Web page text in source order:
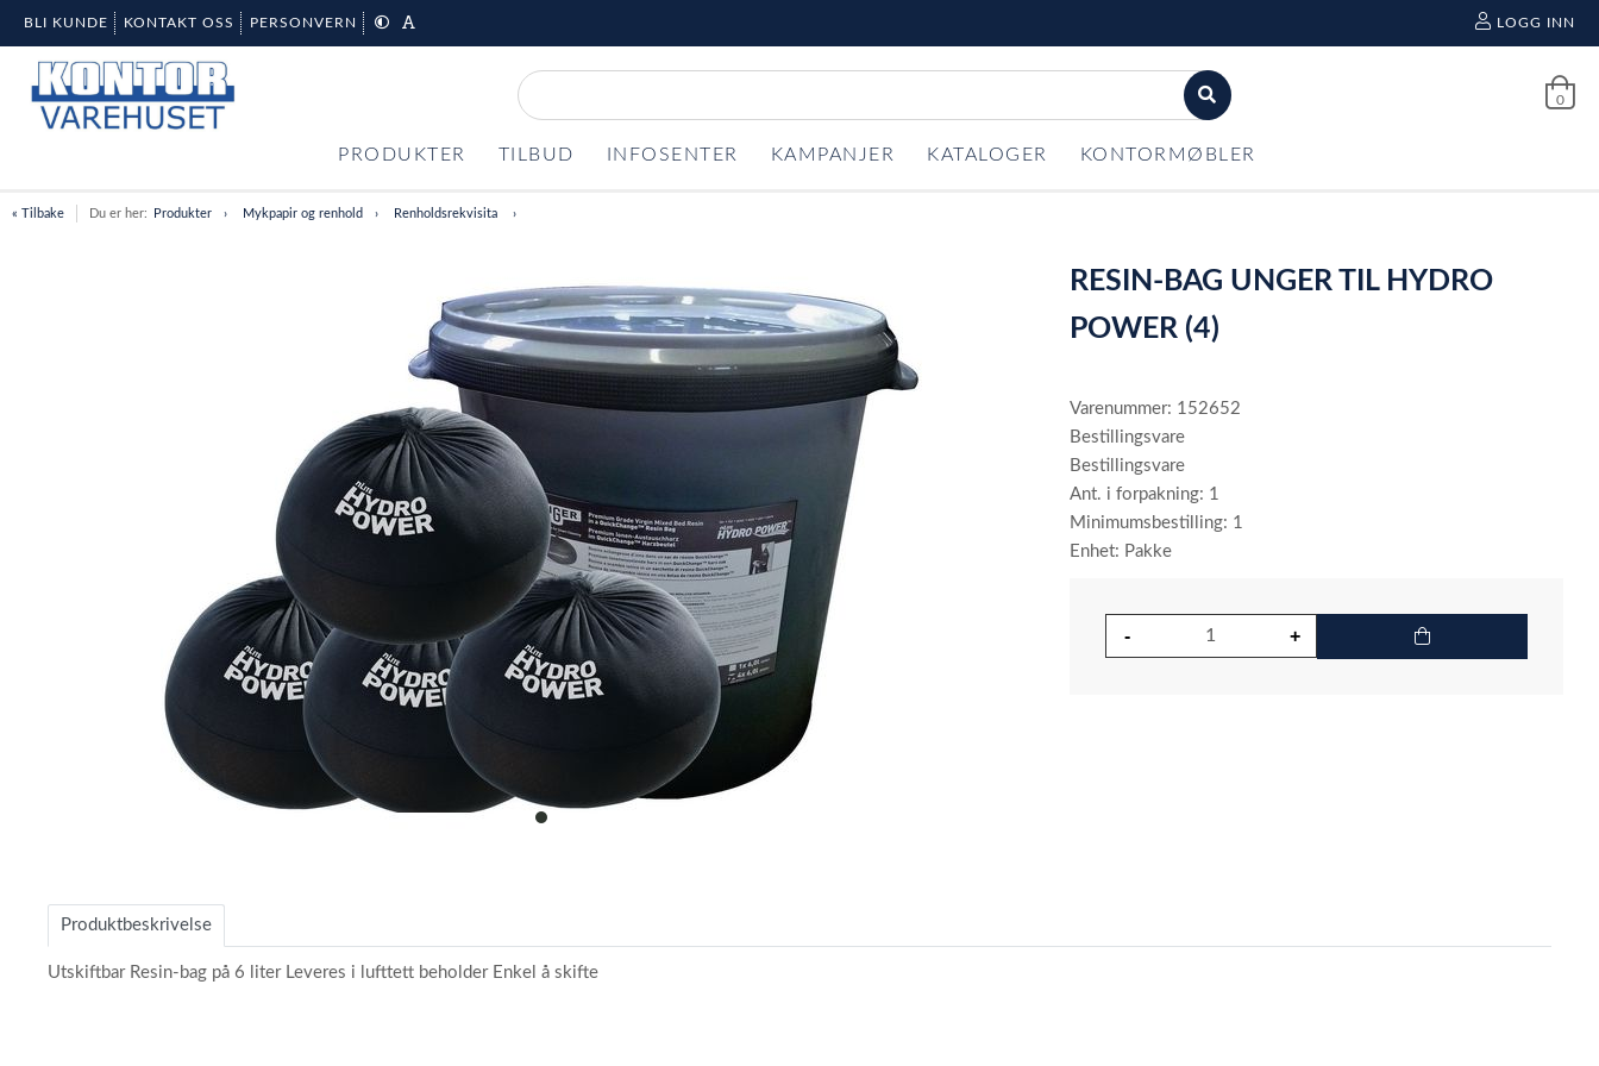
BLI KUNDE KONTAKT OSS PERSONVERN LOGG INN
0
PRODUKTER TILBUD INFOSENTER KAMPANJER KATALOGER KONTORMØBLER
« Tilbake Du er her: Produkter Mykpapir og renhold Renholdsrekvisita
item
of
RESIN-BAG UNGER TIL HYDRO
POWER (4)
Varenummer: 152652
Bestillingsvare
Bestillingsvare
Ant. i forpakning: 1
Minimumsbestilling: 1
Enhet: Pakke
Produktbeskrivelse
Utskiftbar Resin-bag på 6 liter Leveres i lufttett beholder Enkel å skifte